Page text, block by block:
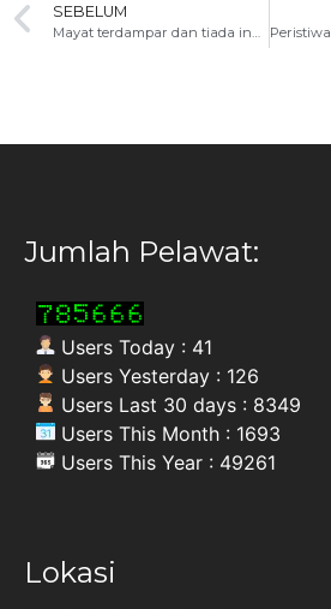
SEBELUM
Jumlah Pelawat:
Users Today : 41
Users Yesterday : 126
Users Last 30 days : 8349
Users This Month : 1693
Users This Year : 49261
Lokasi